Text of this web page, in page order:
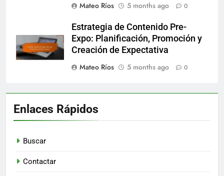
Mateo Ríos
5 months ago 0
Estrategia de Contenido Pre-
Expo: Planificación, Promoción y
Creación de Expectativa
Mateo Ríos
5 months ago 0
Enlaces Rápidos
Buscar
Contactar